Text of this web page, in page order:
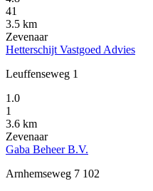
41
3.5 km
Zevenaar
Hetterschijt Vastgoed Advies
Leuffenseweg 1
1.0
1
3.6 km
Zevenaar
Gaba Beheer B.V.
Arnhemseweg 7 102